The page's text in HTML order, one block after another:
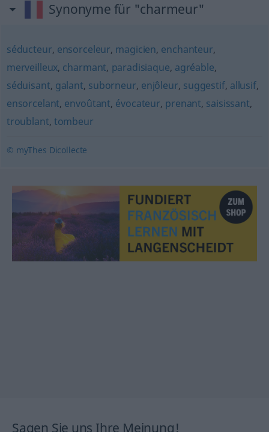
Synonyme für "charmeur"
séducteur, ensorceleur, magicien, enchanteur,
merveilleux, charmant, paradisiaque, agréable,
séduisant, galant, suborneur, enjôleur, suggestif, allusif,
ensorcelant, envoûtant, évocateur, prenant, saisissant,
troublant, tombeur
© myThes Dicollecte
Sagen Sie uns Ihre Meinung!